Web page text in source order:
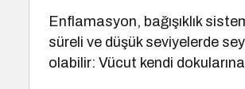
Enflamasyon, bağışıklık
süreli ve düşük seviyelerde
olabilir: Vücut kendi